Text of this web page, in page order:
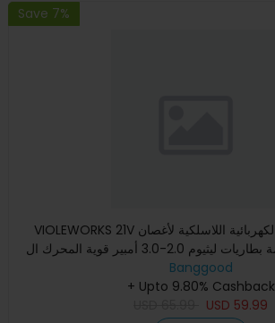
Save 7%
VIOLEWORKS 21V مقصات التشذيب الكهربائية اللاسلكية لأغصان
Banggood
+ Upto 9.80% Cashback
USD 59.99